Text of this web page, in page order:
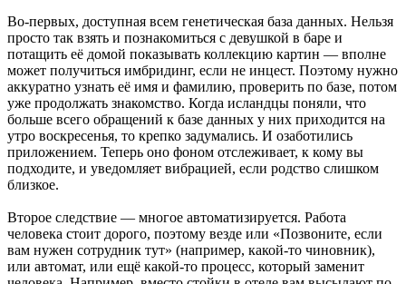
Во-первых, доступная всем генетическая база данных. Нельзя
просто так взять и познакомиться с девушкой в баре и
потащить её домой показывать коллекцию картин — вполне
может получиться имбридинг, если не инцест. Поэтому нужно
аккуратно узнать её имя и фамилию, проверить по базе, потом
уже продолжать знакомство. Когда исландцы поняли, что
больше всего обращений к базе данных у них приходится на
утро воскресенья, то крепко задумались. И озаботились
приложением. Теперь оно фоном отслеживает, к кому вы
подходите, и уведомляет вибрацией, если родство слишком
близкое.
Второе следствие — многое автоматизируется. Работа
человека стоит дорого, поэтому везде или «Позвоните, если
вам нужен сотрудник тут» (например, какой-то чиновник),
или автомат, или ещё какой-то процесс, который заменит